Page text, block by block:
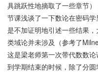
具跳跃性地摘取了一些章节
节课浅谈了一下数论在密码
是不加证明地引述一些结果
类域论并未涉及（参考了
这是梁老师第一次带代数数
到学期结束的时候，除了分